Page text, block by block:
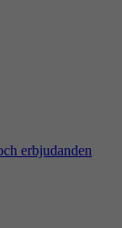
erbjudanden